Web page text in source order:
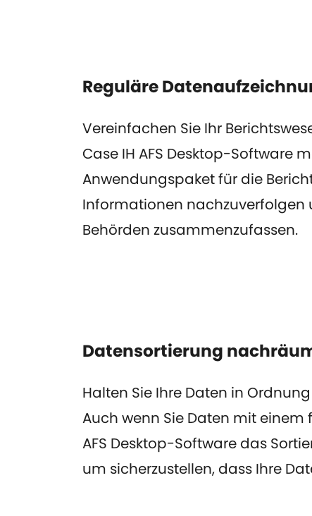
Reguläre
Vereinfachen Sie Ihr
Case IH AFS Desktop-Software
Anwendungspaket für die
Informationen nachzuverfolgen
Behörden zusammenzufassen.
Datensortierung
Halten Sie Ihre Daten in Ordnung
Auch wenn Sie Daten mit
AFS Desktop-Software das
um sicherzustellen, dass Ihre